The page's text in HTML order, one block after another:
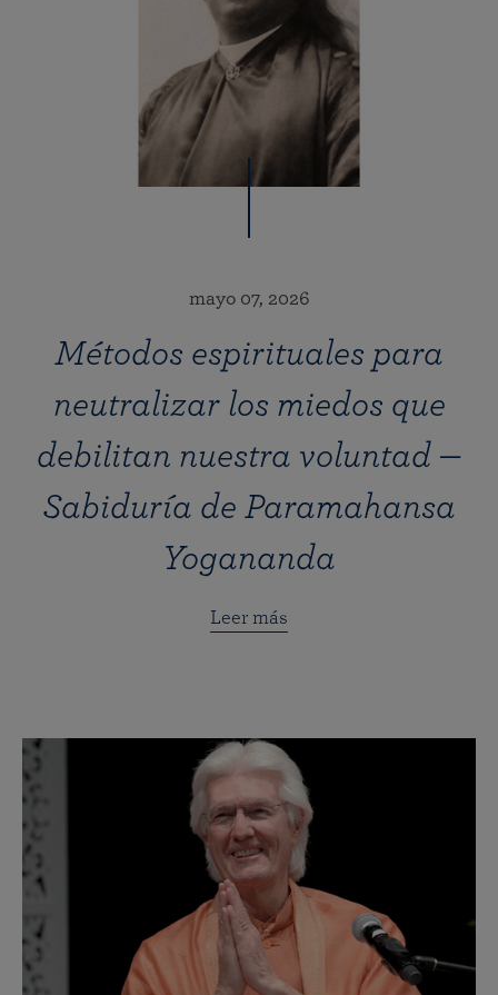
mayo 07, 2026
Métodos espirituales para
neutralizar los miedos que
debilitan nuestra voluntad —
Sabiduría de Paramahansa
Yogananda
Leer más